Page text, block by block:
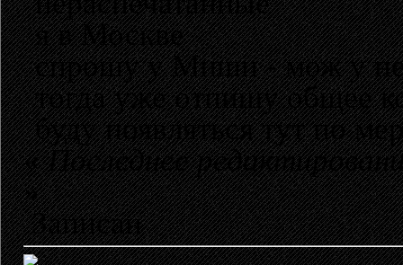
я в Москве
спрошу у Миши - мож у
тогда уже отпишу общее
буду появляться тут по
«Последнее
»
Записан